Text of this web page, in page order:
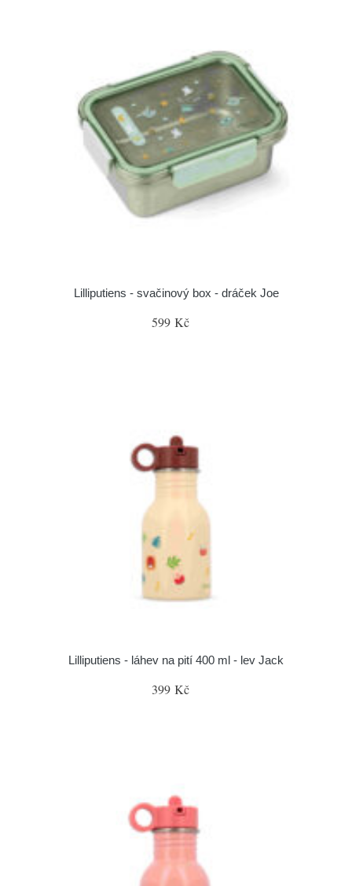
Lilliputiens - svačinový box - dráček Joe
599 Kč
Lilliputiens - láhev na pití 400 ml - lev Jack
399 Kč